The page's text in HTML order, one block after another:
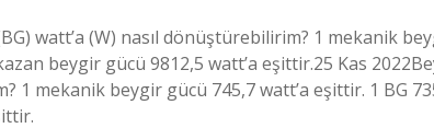
watt’a (W) nasıl dönüştürebilirim? 1 mekanik
beygir gücü 9812,5 watt’a eşittir.25 Kas
1 mekanik beygir gücü 745,7 watt’a eşittir. 1 BG